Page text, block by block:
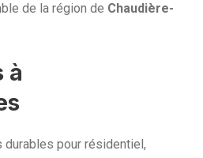
de la région de Chaudière-
à
pour résidentiel,